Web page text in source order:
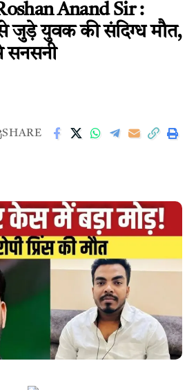
Anand Sir :
जुड़े युवक की संदिग्ध मौत,
सनसनी
SHARE